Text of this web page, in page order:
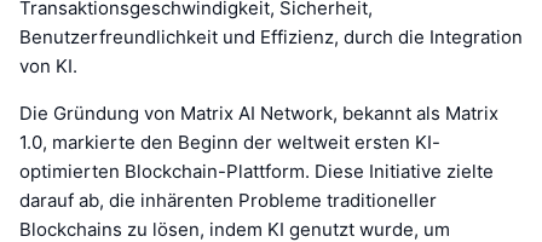
Transaktionsgeschwindigkeit, Sicherheit,
Benutzerfreundlichkeit und Effizienz, durch die Integration
von KI.
Die Gründung von Matrix AI Network, bekannt als Matrix
1.0, markierte den Beginn der weltweit ersten KI-
optimierten Blockchain-Plattform. Diese Initiative zielte
darauf ab, die inhärenten Probleme traditioneller
Blockchains zu lösen, indem KI genutzt wurde, um